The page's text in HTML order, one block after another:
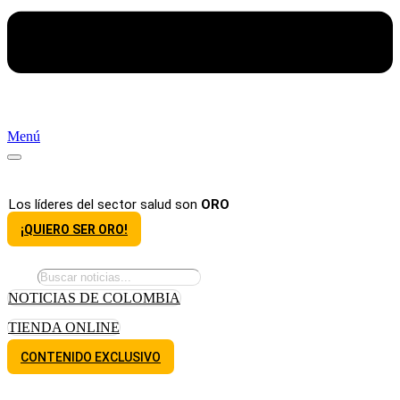
Menú
Los líderes del sector salud son ORO
¡QUIERO SER ORO!
NOTICIAS DE COLOMBIA
TIENDA ONLINE
CONTENIDO EXCLUSIVO